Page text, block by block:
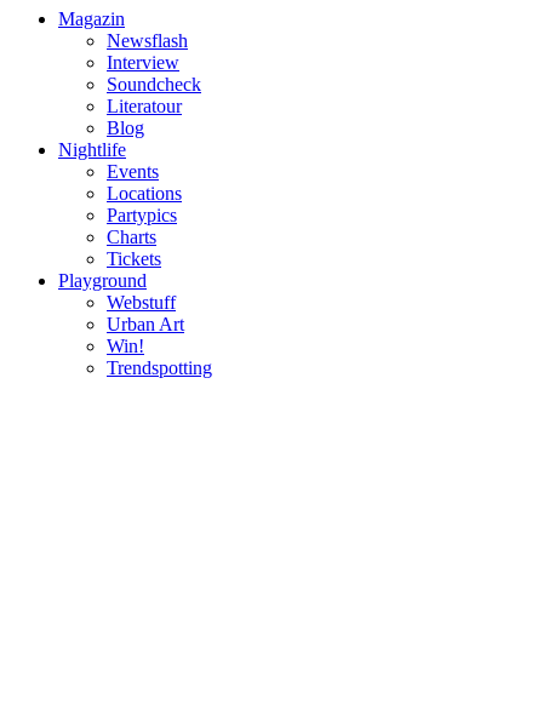
Magazin
Newsflash
Interview
Soundcheck
Literatour
Blog
Nightlife
Events
Locations
Partypics
Charts
Tickets
Playground
Webstuff
Urban Art
Win!
Trendspotting